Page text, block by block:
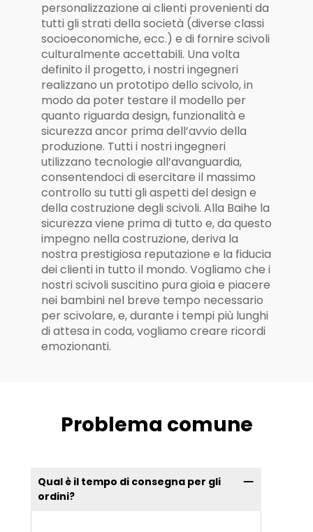
personalizzazione ai clienti provenienti da
tutti gli strati della società (diverse classi
socioeconomiche, ecc.) e di fornire scivoli
culturalmente accettabili. Una volta
definito il progetto, i nostri ingegneri
realizzano un prototipo dello scivolo, in
modo da poter testare il modello per
quanto riguarda design, funzionalità e
sicurezza ancor prima dell’avvio della
produzione. Tutti i nostri ingegneri
utilizzano tecnologie all’avanguardia,
consentendoci di esercitare il massimo
controllo su tutti gli aspetti del design e
della costruzione degli scivoli. Alla Baihe la
sicurezza viene prima di tutto e, da questo
impegno nella costruzione, deriva la
nostra prestigiosa reputazione e la fiducia
dei clienti in tutto il mondo. Vogliamo che i
nostri scivoli suscitino pura gioia e piacere
nei bambini nel breve tempo necessario
per scivolare, e, durante i tempi più lunghi
di attesa in coda, vogliamo creare ricordi
emozionanti.
Problema comune
Qual è il tempo di consegna per gli
ordini?